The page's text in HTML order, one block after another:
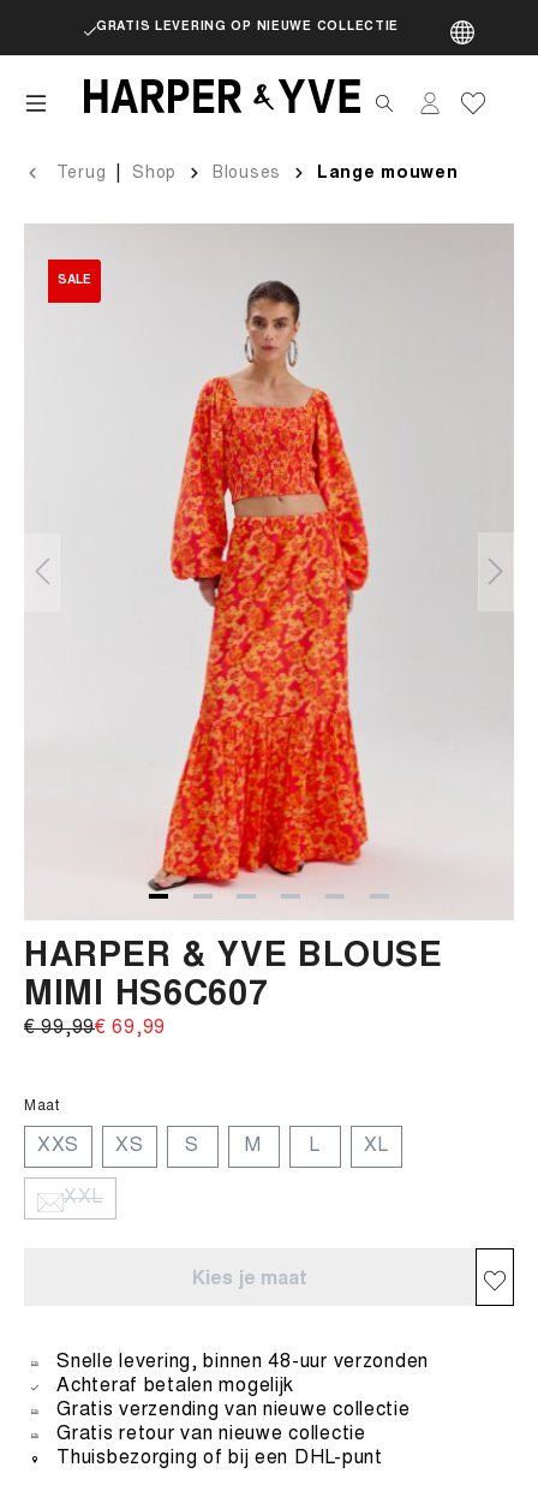
GRATIS LEVERING OP NIEUWE COLLECTIE
Terug Shop Blouses Lange mouwen
SALE
HARPER & YVE BLOUSE
MIMI HS6C607
€ 99,99‌€ 69,99‌
Maat
XXS XS S M L XL
XXL
Kies je maat
Snelle levering, binnen 48-uur verzonden
Achteraf betalen mogelijk
Gratis verzending van nieuwe collectie
Gratis retour van nieuwe collectie
Thuisbezorging of bij een DHL-punt